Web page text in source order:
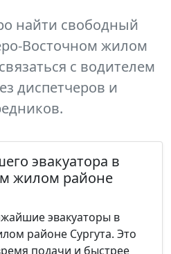
найти свободный
Восточном жилом
с водителем
диспетчеров и
эвакуатора в
жилом районе
эвакуаторы в
районе Сургута. Это
подачи и быстрее